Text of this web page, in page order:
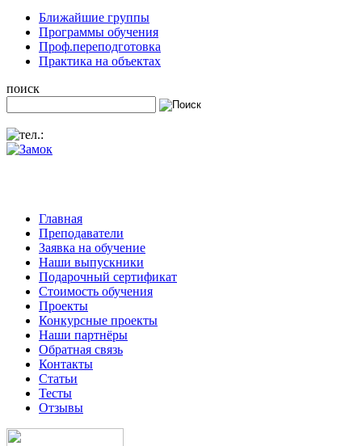
Ближайшие группы
Программы обучения
Проф.переподготовка
Практика на объектах
поиск
Главная
Преподаватели
Заявка на обучение
Наши выпускники
Подарочный сертификат
Стоимость обучения
Проекты
Конкурсные проекты
Наши партнёры
Обратная связь
Контакты
Статьи
Тесты
Отзывы